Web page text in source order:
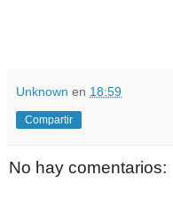
Unknown en 18:59
Compartir
No hay comentarios: